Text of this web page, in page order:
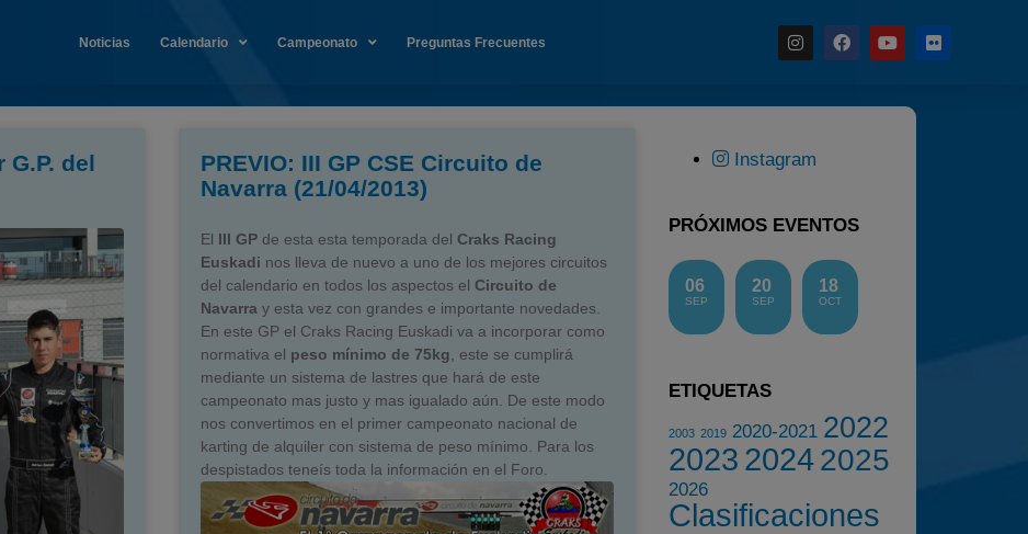
Calendario
Campeonato
Noticias Calendario Campeonato Preguntas Frecuentes
G.P. del
PREVIO: III GP CSE Circuito de
Navarra (21/04/2013)
El III GP de esta esta temporada del Craks Racing
Euskadi nos lleva de nuevo a uno de los mejores circuitos
del calendario en todos los aspectos el Circuito de
Navarra y esta vez con grandes e importante novedades.
En este GP el Craks Racing Euskadi va a incorporar como
normativa el peso mínimo de 75kg , este se cumplirá
mediante un sistema de lastres que hará de este
campeonato mas justo y mas igualado aún. De este modo
nos convertimos en el primer campeonato nacional de
karting de alquiler con sistema de peso mínimo. Para los
despistados teneís toda la información en el Foro.
Instagram
PRÓXIMOS EVENTOS
06
SEP
20
SEP
18
OCT
ETIQUETAS
2003 2019 2020-2021 2022
2023 20242025
2026
Clasificaciones